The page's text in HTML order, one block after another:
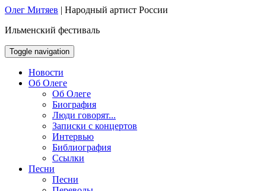
Олег Митяев | Народный артист России
Ильменский фестиваль
Toggle navigation
Новости
Об Олеге
Об Олеге
Биография
Люди говорят...
Записки с концертов
Интервью
Библиография
Ссылки
Песни
Песни